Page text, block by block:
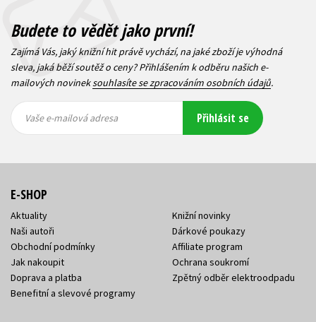
Budete to vědět jako první!
Zajímá Vás, jaký knižní hit právě vychází, na jaké zboží je výhodná
sleva, jaká běží soutěž o ceny? Přihlášením k odběru našich e-
mailových novineksouhlasíte se zpracováním osobních údajů.
mailová
mailová
Vaše e-mailová adresa Přihlásit se
E-SHOP
Aktuality
Naši autoři
Obchodní podmínky
Jak nakoupit
Doprava a platba
Benefitní a slevové programy
Knižní novinky
Dárkové poukazy
Affiliate program
Ochrana soukromí
Zpětný odběr elektroodpadu